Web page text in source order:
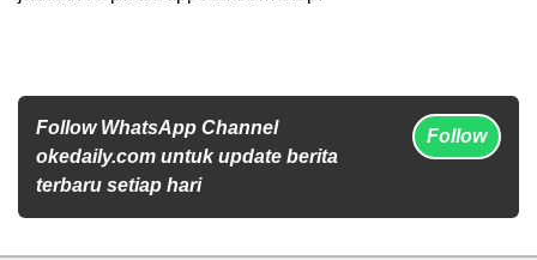
Follow WhatsApp Channel
okedaily.com untuk update berita
terbaru setiap hari
Follow